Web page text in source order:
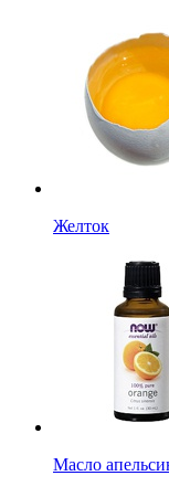
Желток
Масло